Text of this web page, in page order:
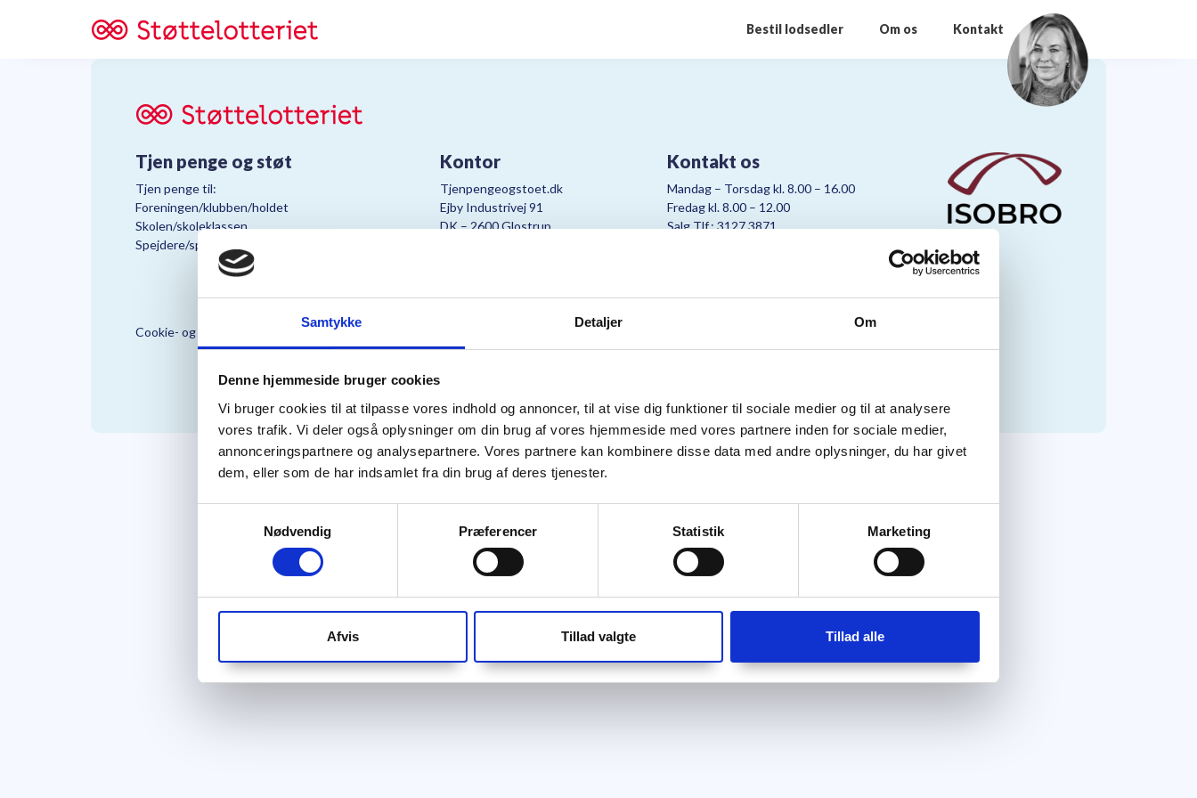
Samtykke Detaljer Om
Denne hjemmeside bruger cookies
Vi bruger cookies til at tilpasse vores indhold og annoncer, til at vise dig funktioner til sociale medier og til at analysere
vores trafik. Vi deler også oplysninger om din brug af vores hjemmeside med vores partnere inden for sociale medier,
annonceringspartnere og analysepartnere. Vores partnere kan kombinere disse data med andre oplysninger, du har givet
dem, eller som de har indsamlet fra din brug af deres tjenester.
Nødvendig
Præferencer Statistik Marketing
Afvis Tillad valgte Tillad alle
Bestil lodsedler Om os Kontakt
Tjen penge og støt
Tjen penge til:
Foreningen/klubben/holdet
Skolen/skoleklassen
Spejdere/spejdergruppen/FDF’ere, m.fl.
Kontor
Tjenpengeogstoet.dk
Ejby Industrivej 91
DK – 2600 Glostrup
Kontakt os
Mandag – Torsdag kl. 8.00 – 16.00
Fredag kl. 8.00 – 12.00
Salg Tlf.: 3127 3871
Cookie- og Persondatapolitik